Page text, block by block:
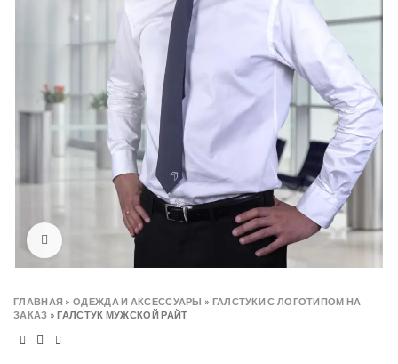
Click to enlarge
ГЛАВНАЯ »ОДЕЖДА И АКСЕССУАРЫ » ГАЛСТУКИ С ЛОГОТИПОМ НА
ЗАКАЗ »ГАЛСТУК МУЖСКОЙ РАЙТ